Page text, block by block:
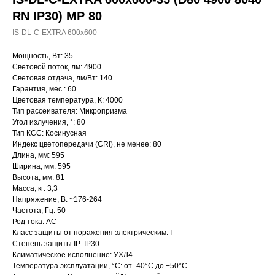
RN IP30) MP 80
IS-DL-C-EXTRA 600x600
Мощность, Вт: 35
Световой поток, лм: 4900
Световая отдача, лм/Вт: 140
Гарантия, мес.: 60
Цветовая температура, К: 4000
Тип рассеивателя: Микропризма
Угол излучения, °: 80
Тип КСС: Косинусная
Индекс цветопередачи (CRI), не менее: 80
Длина, мм: 595
Ширина, мм: 595
Высота, мм: 81
Масса, кг: 3,3
Напряжение, В: ~176-264
Частота, Гц: 50
Род тока: AC
Класс защиты от поражения электрическим: I
Степень защиты IP: IP30
Климатическое исполнение: УХЛ4
Температура эксплуатации, °С: от -40°C до +50°C